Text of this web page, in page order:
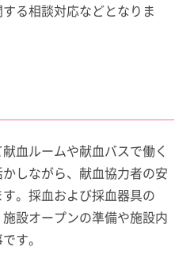
る相談対応などとなりま
血ルームや献血バスで働く
しながら、献血協力者の安
。採血および採血器具の
設オープンの準備や施設内
す。